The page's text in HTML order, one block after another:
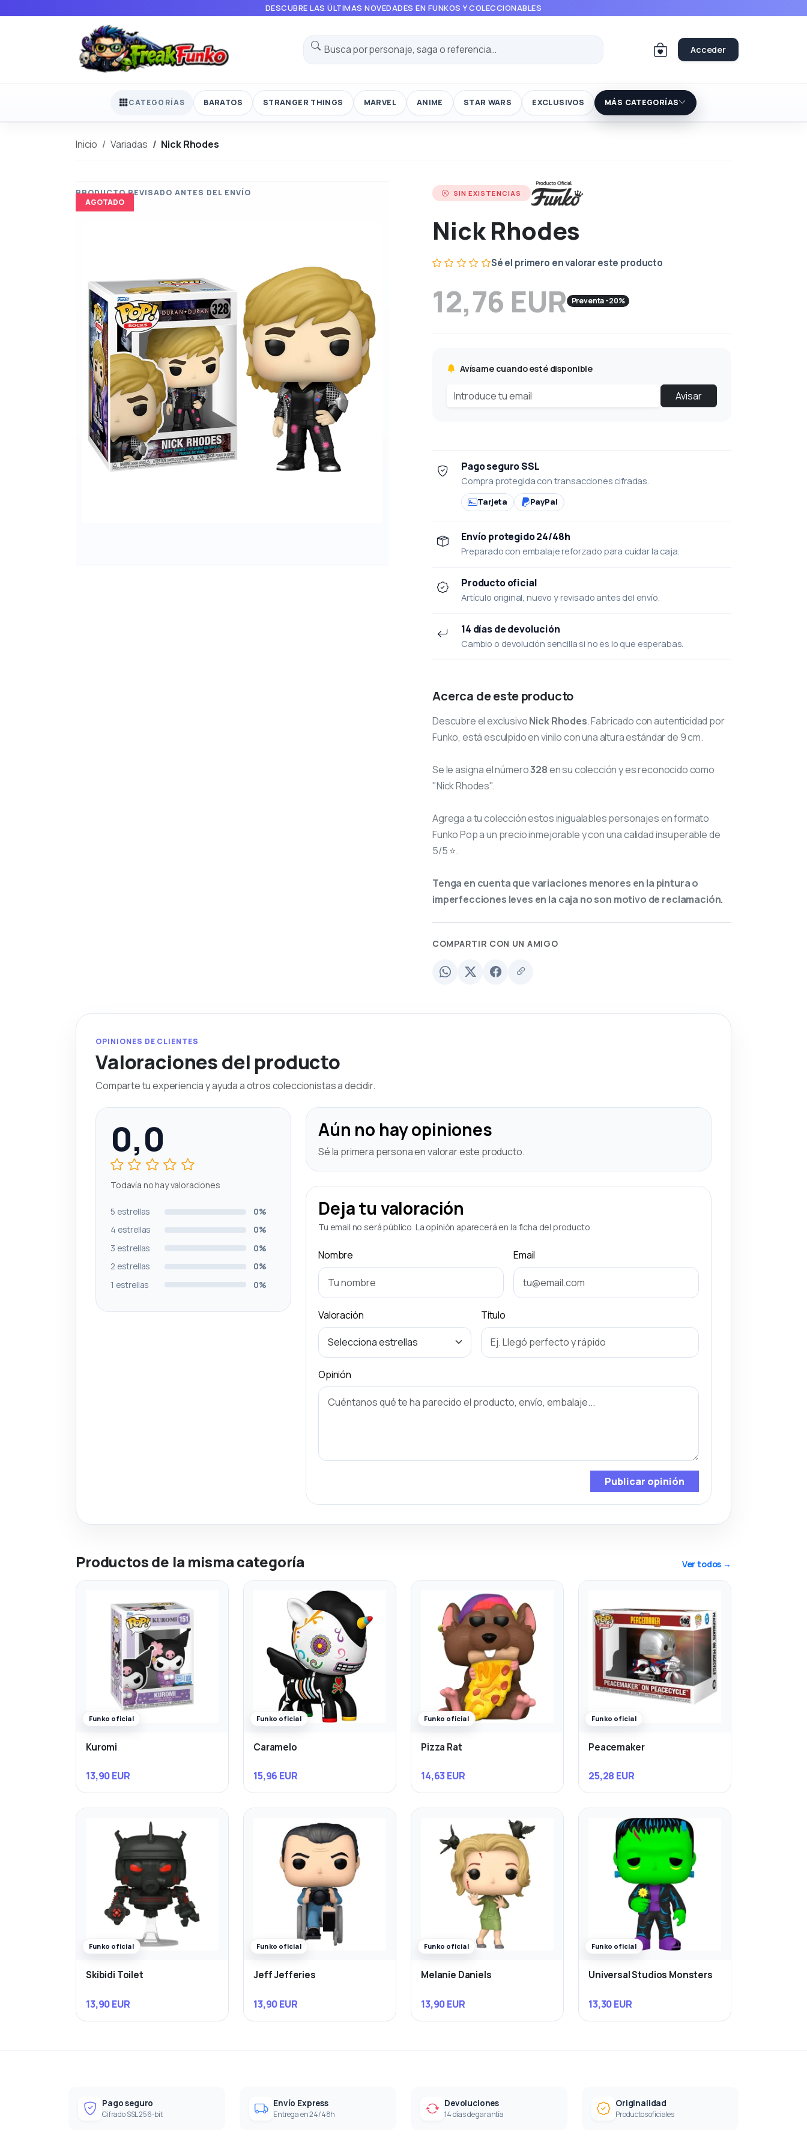
DESCUBRE LAS ÚLTIMAS NOVEDADES EN FUNKOS Y COLECCIONABLES
Acceder
CATEGORÍAS BARATOS STRANGER THINGS MARVEL ANIME STAR WARS EXCLUSIVOS MÁS CATEGORÍAS
Inicio Variadas Nick Rhodes
AGOTADO
SIN EXISTENCIAS
Nick Rhodes
Sé el primero en valorar este producto
12,76 EUR Preventa -20%
Avísame cuando esté disponible
Avisar
Pago seguro SSL
Compra protegida con transacciones cifradas.
Tarjeta PayPal
Envío protegido 24/48h
Preparado con embalaje reforzado para cuidar la caja.
Producto oficial
Artículo original, nuevo y revisado antes del envío.
14 días de devolución
Cambio o devolución sencilla si no es lo que esperabas.
Acerca de este producto
Descubre el exclusivoNick Rhodes. Fabricado con autenticidad por
Funko, está esculpido en vinilo con una altura estándar de 9 cm.
Se le asigna el número328en su colección y es reconocido como
"Nick Rhodes".
Agrega a tu colección estos inigualables personajes en formato
Funko Pop a un precio inmejorable y con una calidad insuperable de
5/5 ⭐.
Tenga en cuenta que variaciones menores en la pintura o
imperfecciones leves en la caja no son motivo de reclamación.
COMPARTIR CON UN AMIGO
OPINIONES DE CLIENTES
Valoraciones del producto
Comparte tu experiencia y ayuda a otros coleccionistas a decidir.
0,0
Todavía no hay valoraciones
5 estrellas
0%
4 estrellas
0%
3 estrellas
0%
2 estrellas
0%
1 estrellas
0%
Aún no hay opiniones
Sé la primera persona en valorar este producto.
Deja tu valoración
Tu email no será público. La opinión aparecerá en la ficha del producto.
Nombre Email
Valoración Título
Opinión
Publicar opinión
Productos de la misma categoría Ver todos →
Funko oficial
Kuromi
13,90 EUR
Funko oficial
Caramelo
15,96 EUR
Funko oficial
Pizza Rat
14,63 EUR
Funko oficial
Peacemaker
25,28 EUR
Funko oficial
Skibidi Toilet
13,90 EUR
Funko oficial
Jeff Jefferies
13,90 EUR
Funko oficial
Melanie Daniels
13,90 EUR
Funko oficial
Universal Studios Monsters
13,30 EUR
Pago seguro
Cifrado SSL 256-bit
Envío Express
Entrega en 24/48h
Devoluciones
14 días de garantía
Originalidad
Productos oficiales